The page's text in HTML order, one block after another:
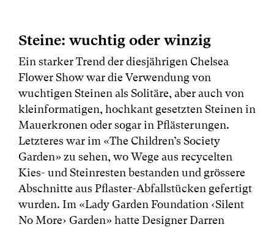
Steine: wuchtig oder winzig
Ein starker Trend der diesjährigen Chelsea
Flower Show war die Verwendung von
wuchtigen Steinen als Solitäre, aber auch von
kleinformatigen, hochkant gesetzten Steinen in
Mauerkronen oder sogar in Pflästerungen.
Letzteres war im «The Children’s Society
Garden» zu sehen, wo Wege aus recycelten
Kies- und Steinresten bestanden und grössere
Abschnitte aus Pflaster-Abfallstücken gefertigt
wurden. Im «Lady Garden Foundation ‹Silent
No More› Garden» hatte Designer Darren